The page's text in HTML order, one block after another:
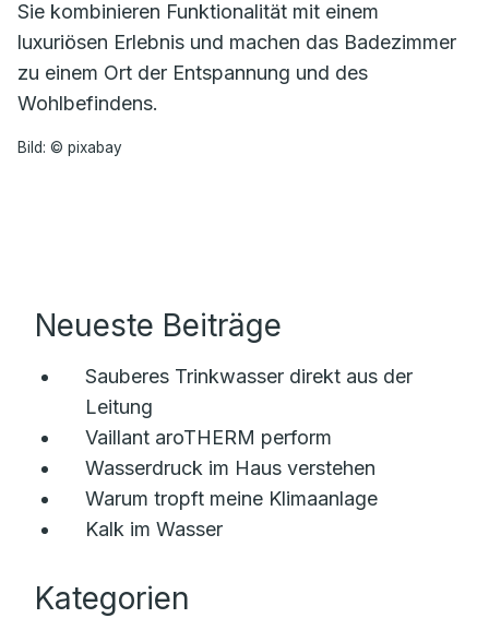
Sie kombinieren Funktionalität mit einem
luxuriösen Erlebnis und machen das Badezimmer
zu einem Ort der Entspannung und des
Wohlbefindens.
Bild: © pixabay
Neueste Beiträge
Sauberes Trinkwasser direkt aus der
Leitung
Vaillant aroTHERM perform
Wasserdruck im Haus verstehen
Warum tropft meine Klimaanlage
Kalk im Wasser
Kategorien